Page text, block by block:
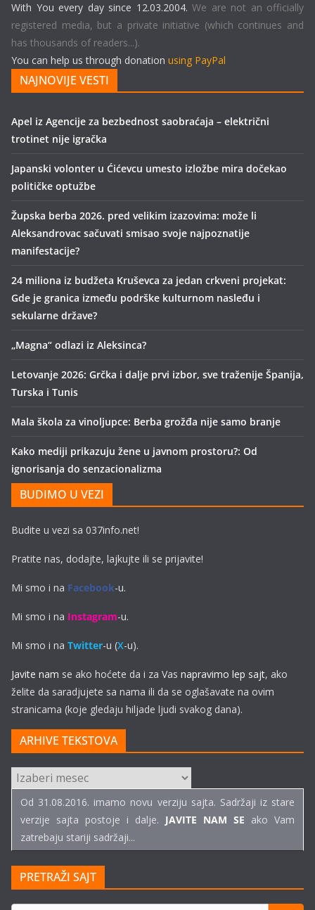
With You every day since 12.03.2004. We are not an officially
registered media, but a private initiative (which continues and
has thousands of readers...).
You can help us through donation using PayPal
NAJNOVIJE VESTI
Apel iz Agencije za bezbednost saobraćaja – električni
trotinet nije igračka
Japanski volonter u Ćićevcu umesto izložbe mira dočekao
političke optužbe
Župska berba 2026. pred velikim izazovima: može li
Aleksandrovac sačuvati smisao svoje najpoznatije
manifestacije?
24 miliona iz budžeta Kruševca za jedan crkveni projekat:
Gde je granica između podrške kulturnom nasleđu i
sekularne države?
„Magna“ odlazi iz Aleksinca?
Letovanje 2026: Grčka i dalje prvi izbor, sve traženije Španija,
Turska i Tunis
Mala škola za vinoljupce: Berba grožđa nije samo branje
Kako mediji prikazuju žene u javnom prostoru?: Od
ignorisanja do senzacionalizma
BUDIMO U VEZI
Budite u vezi sa 037info.net!
Pratite nas, dodajte, lajkujte ili se prijavite!
Mi smo i na Facebook-u.
Mi smo i na Instagram-u.
Mi smo i na Twitter-u (X-u).
Javite nam se ako hoćete da i za Vas napravimo lep sajt, ako
želite da saradjujete sa nama ili da se oglašavate na ovim
stranicama (koje gledaju hiljade ljudi svakog dana).
ARHIVE TEKSTOVA
ARHIVE
TEKSTOVA
Od 31.08.2016. imamo novu verziju sajta. Sadržaji iz stare
verzije sajta postoje i dalje. JAVITE NAM SE ako Vam
zatrebaju stariji sadržaji...
PRETRAŽI SAJT